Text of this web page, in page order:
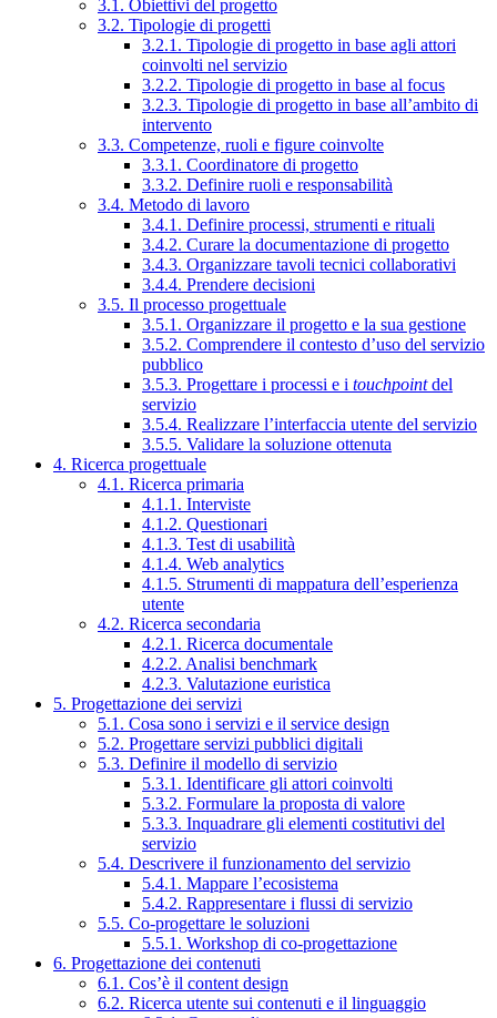
3.1. Obiettivi del progetto
3.2. Tipologie di progetti
3.2.1. Tipologie di progetto in base agli attori
coinvolti nel servizio
3.2.2. Tipologie di progetto in base al focus
3.2.3. Tipologie di progetto in base all’ambito di
intervento
3.3. Competenze, ruoli e figure coinvolte
3.3.1. Coordinatore di progetto
3.3.2. Definire ruoli e responsabilità
3.4. Metodo di lavoro
3.4.1. Definire processi, strumenti e rituali
3.4.2. Curare la documentazione di progetto
3.4.3. Organizzare tavoli tecnici collaborativi
3.4.4. Prendere decisioni
3.5. Il processo progettuale
3.5.1. Organizzare il progetto e la sua gestione
3.5.2. Comprendere il contesto d’uso del servizio
pubblico
3.5.3. Progettare i processi e i touchpointdel
servizio
3.5.4. Realizzare l’interfaccia utente del servizio
3.5.5. Validare la soluzione ottenuta
4. Ricerca progettuale
4.1. Ricerca primaria
4.1.1. Interviste
4.1.2. Questionari
4.1.3. Test di usabilità
4.1.4. Web analytics
4.1.5. Strumenti di mappatura dell’esperienza
utente
4.2. Ricerca secondaria
4.2.1. Ricerca documentale
4.2.2. Analisi benchmark
4.2.3. Valutazione euristica
5. Progettazione dei servizi
5.1. Cosa sono i servizi e il service design
5.2. Progettare servizi pubblici digitali
5.3. Definire il modello di servizio
5.3.1. Identificare gli attori coinvolti
5.3.2. Formulare la proposta di valore
5.3.3. Inquadrare gli elementi costitutivi del
servizio
5.4. Descrivere il funzionamento del servizio
5.4.1. Mappare l’ecosistema
5.4.2. Rappresentare i flussi di servizio
5.5. Co-progettare le soluzioni
5.5.1. Workshop di co-progettazione
6. Progettazione dei contenuti
6.1. Cos’è il content design
6.2. Ricerca utente sui contenuti e il linguaggio